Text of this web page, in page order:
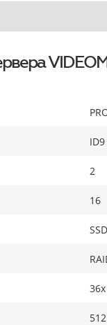
ID9
2
16
512